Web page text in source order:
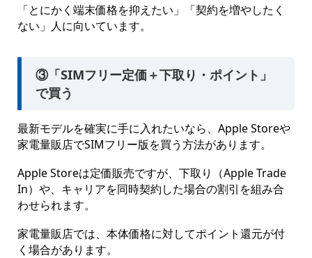
「とにかく端末価格を抑えたい」「契約を増やしたく
ない」人に向いています。
③「SIMフリー定価＋下取り・ポイント」
で買う
最新モデルを確実に手に入れたいなら、Apple Storeや
家電量販店でSIMフリー版を買う方法があります。
Apple Storeは定価販売ですが、下取り（Apple Trade
In）や、キャリアを同時契約した場合の割引を組み合
わせられます。
家電量販店では、本体価格に対してポイント還元が付
く場合があります。